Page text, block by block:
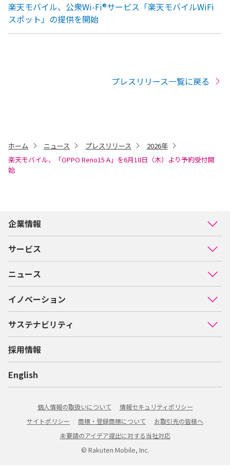
楽天モバイル、公衆Wi-Fi®サービス「楽天モバイルWiFi
スポット」の提供を開始
プレスリリース一覧に戻る
ホーム ニュース プレスリリース
2026年
楽天モバイル、「OPPO Reno15 A」を6月18日（木）より予約受付開
始
企業情報
サービス
ニュース
イノベーション
サステナビリティ
採用情報
English
個人情報の取扱いについて
情報セキュリティポリシー
サイトポリシー
商標・登録商標について
お取引先の皆様へ
未要請のアイデア提出に対する当社対応
© Rakuten Mobile, Inc.